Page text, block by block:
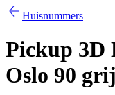
Huisnummers
Pickup 3D
Oslo 90